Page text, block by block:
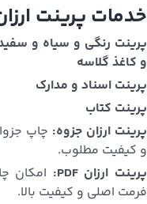
خدمات پرینت
و کاغذ گلاسه
پرینت اسناد و مدارک
پرینت کتاب
پرینت ارزان جزوه: چاپ
و کیفیت مطلوب.
پرینت ارزان PDF:
فرمت اصلی و کیفیت بالا.